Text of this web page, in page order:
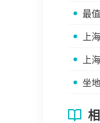
最
上
上
坐